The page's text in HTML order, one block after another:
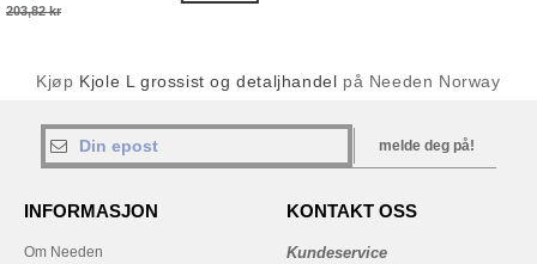
203,82 kr
Kjøp Kjole L grossist og detaljhandel på Needen Norway
melde deg på!
INFORMASJON
Om Needen
KONTAKT OSS
Kundeservice